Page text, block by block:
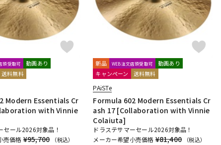
頭受取可
動画あり
送料無料
Modern Essentials Cr
with Vinnie
セール2026対象品！
売価格 ¥95,700 （税込）
新品 WEB注文店頭受取可
動画あり
キャンペーン
送料無料
PAiSTe
Formula 602 Modern Essentials Cr
ash 17 [Collaboration with Vinnie
Colaiuta]
ドラステサマーセール2026対象品！
メーカー希望小売価格 ¥81,400 （税込）